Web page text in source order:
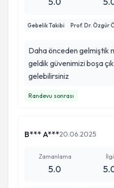
Gebelik Takibi Prof. Dr. Özgür
Daha önceden gelmiştik
geldik güvenimizi boşa
gelebilirsiniz
Randevu sonrası
B*** A***20.06.2025
Zamanlama
5.0
İlgi